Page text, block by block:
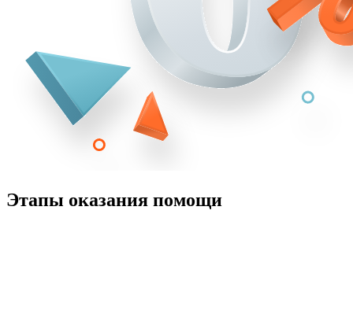
Этапы оказания помощи